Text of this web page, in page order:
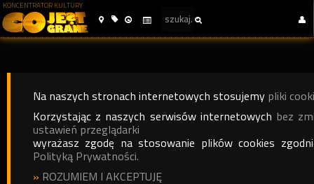
KONCENTRATOR KULTURY
Na naszych stronach internetowych stosujemy pliki
Korzystając z naszych serwisów internetowych bez
ustawień przeglądarki
wyrażasz zgodę na stosowanie plików cookies
Polityką Prywatności.
» ROZUMIEM I AKCEPTUJĘ